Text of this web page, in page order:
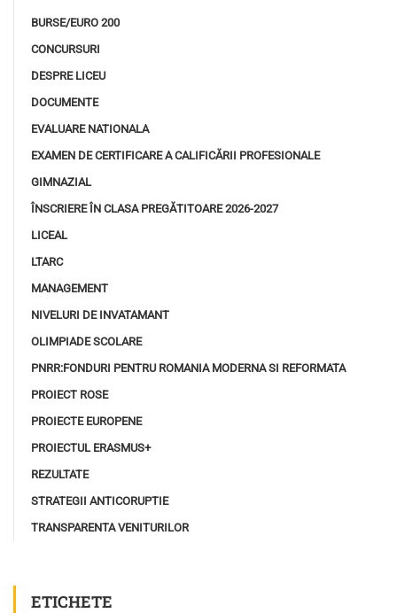
BURSE/EURO 200
CONCURSURI
DESPRE LICEU
DOCUMENTE
EVALUARE NATIONALA
EXAMEN DE CERTIFICARE A CALIFICĂRII PROFESIONALE
GIMNAZIAL
ÎNSCRIERE ÎN CLASA PREGĂTITOARE 2026-2027
LICEAL
LTARC
MANAGEMENT
NIVELURI DE INVATAMANT
OLIMPIADE SCOLARE
PNRR:FONDURI PENTRU ROMANIA MODERNA SI REFORMATA
PROIECT ROSE
PROIECTE EUROPENE
PROIECTUL ERASMUS+
REZULTATE
STRATEGII ANTICORUPTIE
TRANSPARENTA VENITURILOR
ETICHETE